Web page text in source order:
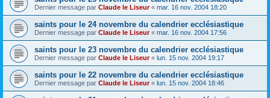
Dernier message par Claude le Liseur« mar. 16 nov. 2004 18:20
saints pour le 24 novembre du calendrier ecclésiastique
Dernier message par Claude le Liseur« mar. 16 nov. 2004 17:56
saints pour le 23 novembre du calendrier ecclésiastique
Dernier message par Claude le Liseur« lun. 15 nov. 2004 19:17
saints pour le 22 novembre du calendrier ecclésiastique
Dernier message par Claude le Liseur« lun. 15 nov. 2004 18:46